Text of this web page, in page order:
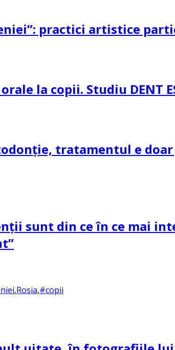
practici artistice
la copii. Studiu DENT
tratamentul e
sunt din ce în ce mai
,Rosia,#copii